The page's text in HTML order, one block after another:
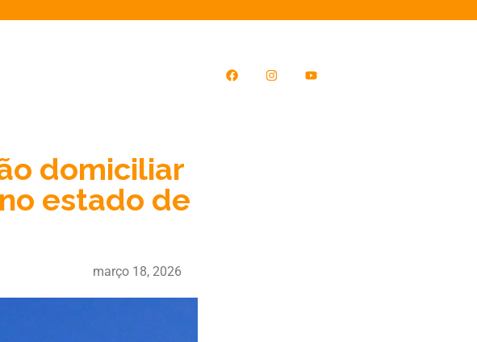
domiciliar
estado de
março 18, 2026